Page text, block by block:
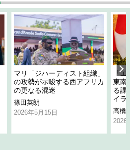
マリ「ジハーディスト組織」
の攻勢が示唆する西アフリカ
の更なる混迷
篠田英朗
2026年5月15日
「
東南
る課
イラ
高橋
2026